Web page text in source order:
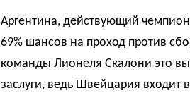
Аргентина, действующий
69% шансов на проход против
команды Лионеля Скалони это
заслуги, ведь Швейцария входит